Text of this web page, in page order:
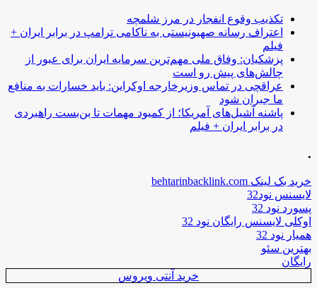
تکذیب وقوع انفجار در مرز شلمچه
اعتراف رسانه صهیونیستی به ناکامی ترامپ در برابر ایران +
فیلم
پزشکیان: وفاق ملی مهم‌ترین سرمایه ایران برای عبور از
چالش‌های پیش رو است
عراقچی در تماس وزیرخارجه اوکراین: باید خسارات به منافع
ما جبران شود
پاشنه آشیل‌های آمریکا؛ از کمبود مهمات تا بن‌بست راهبردی
در برابر ایران + فیلم
.
خرید بک لینک behtarinbacklink.com
لایسنس نود32
پسورد نود 32
اوکلی لایسنس رایگان نود 32
همیار نود 32
بهترین سئو
رایگان
خرید آنتی ویروس